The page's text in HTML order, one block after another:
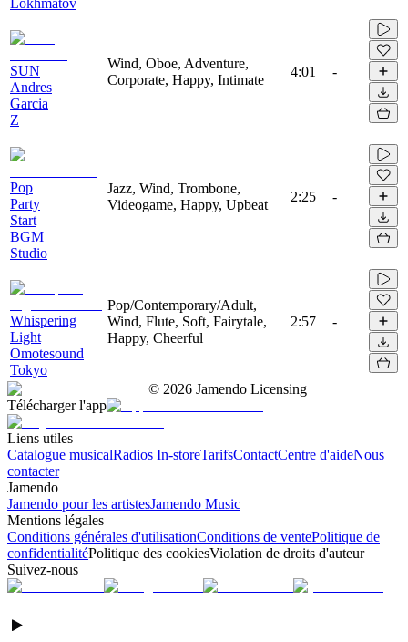
SUN
Andres
Garcia
Z
Wind, Oboe, Adventure,
Corporate, Happy, Intimate
4:01 -
Pop
Party
Start
BGM
Studio
Jazz, Wind, Trombone,
Videogame, Happy, Upbeat
2:25 -
Whispering
Light
Omotesound
Tokyo
Pop/Contemporary/Adult,
Wind, Flute, Soft, Fairytale,
Happy, Cheerful
2:57 -
© 2026 Jamendo Licensing
Télécharger l'app
Liens utiles
Catalogue musicalRadios In-storeTarifsContactCentre d'aideNous
contacter
Jamendo
Jamendo pour les artistesJamendo Music
Mentions légales
Conditions générales d'utilisationConditions de ventePolitique de
confidentialitéPolitique des cookiesViolation de droits d'auteur
Suivez-nous